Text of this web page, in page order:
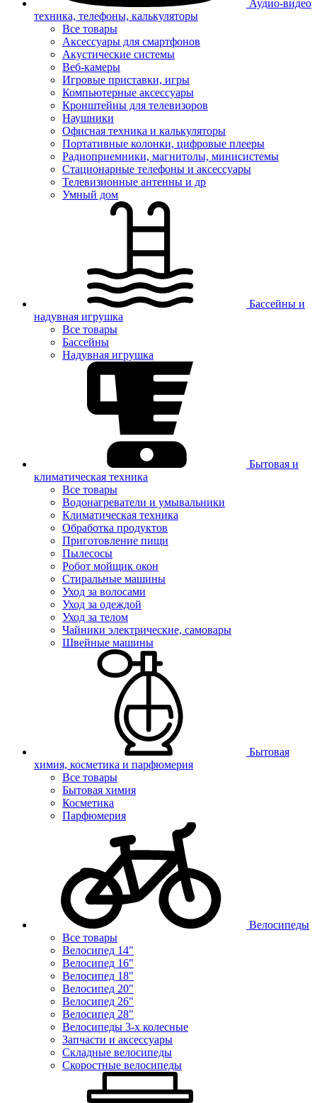
Аудио-видео
техника, телефоны, калькуляторы
Все товары
Аксессуары для смартфонов
Акустические системы
Веб-камеры
Игровые приставки, игры
Компьютерные аксессуары
Кронштейны для телевизоров
Наушники
Офисная техника и калькуляторы
Портативные колонки, цифровые плееры
Радиоприемники, магнитолы, минисистемы
Стационарные телефоны и аксессуары
Телевизионные антенны и др
Умный дом
Бассейны и
надувная игрушка
Все товары
Бассейны
Надувная игрушка
Бытовая и
климатическая техника
Все товары
Водонагреватели и умывальники
Климатическая техника
Обработка продуктов
Приготовление пищи
Пылесосы
Робот мойщик окон
Стиральные машины
Уход за волосами
Уход за одеждой
Уход за телом
Чайники электрические, самовары
Швейные машины
Бытовая
химия, косметика и парфюмерия
Все товары
Бытовая химия
Косметика
Парфюмерия
Велосипеды
Все товары
Велосипед 14"
Велосипед 16"
Велосипед 18"
Велосипед 20"
Велосипед 26"
Велосипед 28"
Велосипеды 3-х колесные
Запчасти и аксессуары
Складные велосипеды
Скоростные велосипеды